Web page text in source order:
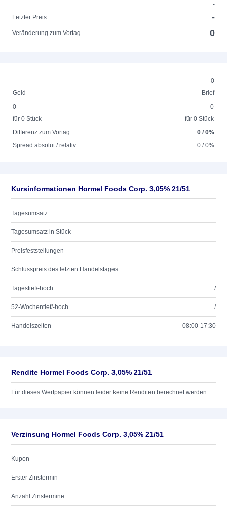
-
Letzter Preis
-
Veränderung zum Vortag 0
0
Geld
Brief
0
für 0 Stück
0
für 0 Stück
Differenz zum Vortag
0 / 0%
Spread absolut / relativ
0 / 0%
Kursinformationen Hormel Foods Corp. 3,05% 21/51
Tagesumsatz
Tagesumsatz in Stück
Preisfeststellungen
Schlusspreis des letzten Handelstages
Tagestief/-hoch /
52-Wochentief/-hoch /
Handelszeiten 08:00-17:30
Rendite Hormel Foods Corp. 3,05% 21/51
Für dieses Wertpapier können leider keine Renditen berechnet werden.
Verzinsung Hormel Foods Corp. 3,05% 21/51
Kupon
Erster Zinstermin
Anzahl Zinstermine